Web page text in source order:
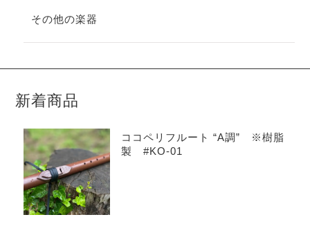
その他の楽器
新着商品
ココペリフルート “A調” ※樹脂
製 #KO-01